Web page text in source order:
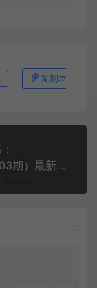
复制本文链接
（12403期）最新7.0暴利玩法视频号AI美女，简单矩阵可无限发大收益轻松日入1000+